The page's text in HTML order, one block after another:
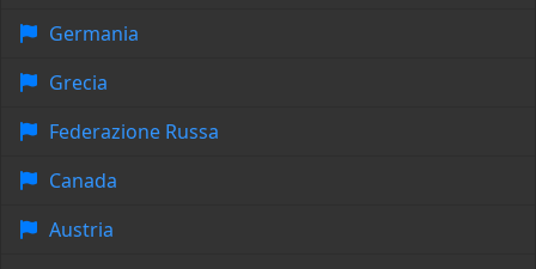
Germania
Grecia
Federazione Russa
Canada
Austria